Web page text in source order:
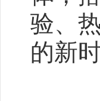
验、
的新